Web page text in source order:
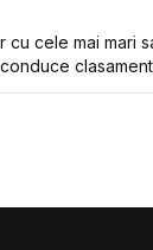
cu cele mai mari